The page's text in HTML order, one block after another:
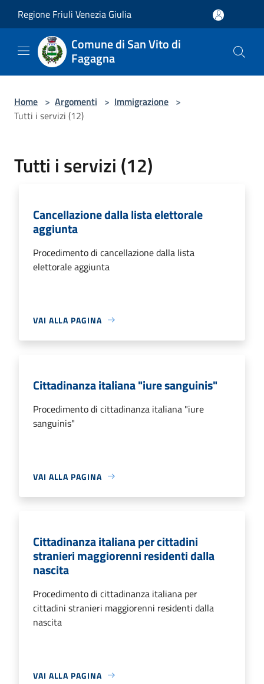
Regione Friuli Venezia Giulia
Comune di San Vito di
Fagagna
Home > Argomenti > Immigrazione >
Tutti i servizi (12)
Tutti i servizi (12)
Cancellazione dalla lista elettorale
aggiunta
Procedimento di cancellazione dalla lista
elettorale aggiunta
VAI ALLA PAGINA
Cittadinanza italiana "iure sanguinis"
Procedimento di cittadinanza italiana "iure
sanguinis"
VAI ALLA PAGINA
Cittadinanza italiana per cittadini
stranieri maggiorenni residenti dalla
nascita
Procedimento di cittadinanza italiana per
cittadini stranieri maggiorenni residenti dalla
nascita
VAI ALLA PAGINA